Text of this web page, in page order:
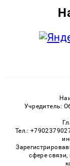
Учредитель:
Тел.:
сфере